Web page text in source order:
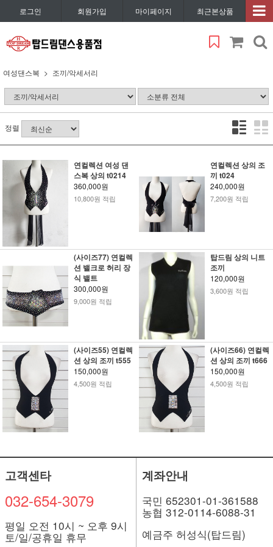
로그인 회원가입 마이페이지 최근본상품
여성댄스복 조끼/악세서리
정렬
연컬렉션 여성 댄
스복 상의 t0214
360,000원
10,800원 적립
연컬렉션 상의 조
끼 t024
240,000원
7,200원 적립
(사이즈77) 연컬렉
션 밸크로 허리 장
식 밸트
300,000원
9,000원 적립
탑드림 상의 니트
조끼
120,000원
3,600원 적립
(사이즈55) 연컬렉
션 상의 조끼 t555
150,000원
4,500원 적립
(사이즈66) 연컬렉
션 상의 조끼 t666
150,000원
4,500원 적립
고객센타
032-654-3079
평일 오전 10시 ~ 오후 9시
토/일/공휴일 휴무
계좌안내
국민 652301-01-361588
농협 312-0114-6088-31
예금주 허성식(탑드림)